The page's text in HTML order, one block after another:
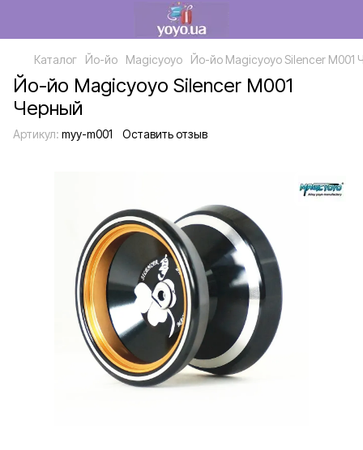
Каталог Йо-йо Magicyoyo Йо-йо Magicyoyo Silencer M001
Йо-йо Magicyoyo Silencer M001
Черный
Артикул: myy-m001 Оставить отзыв